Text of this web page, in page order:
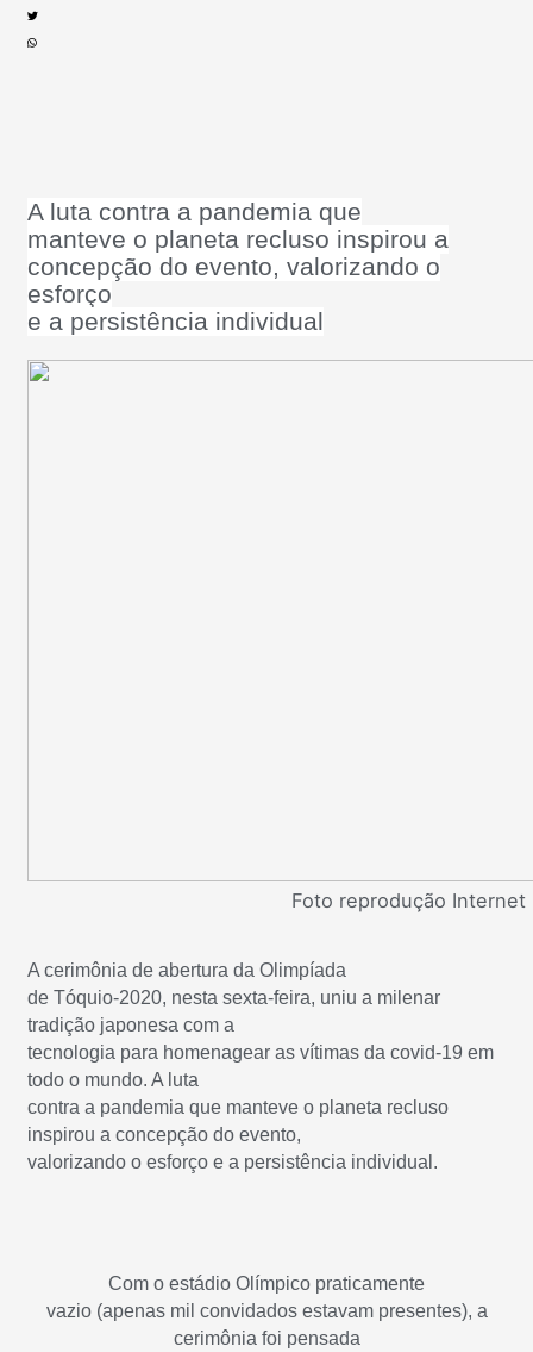
A luta contra a pandemia que
manteve o planeta recluso inspirou a
concepção do evento, valorizando o
esforço
e a persistência individual
Foto reprodução Internet
A cerimônia de abertura da Olimpíada
de Tóquio-2020, nesta sexta-feira, uniu a milenar
tradição japonesa com a
tecnologia para homenagear as vítimas da covid-19 em
todo o mundo. A luta
contra a pandemia que manteve o planeta recluso
inspirou a concepção do evento,
valorizando o esforço e a persistência individual.
Com o estádio Olímpico praticamente
vazio (apenas mil convidados estavam presentes), a
cerimônia foi pensada